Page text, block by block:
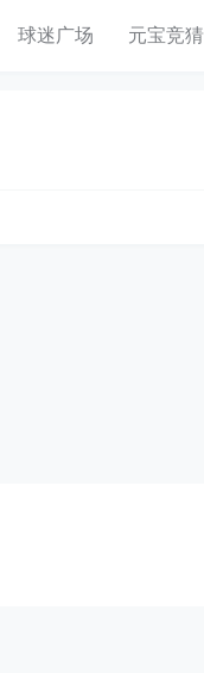
球迷广场 元宝竞猜